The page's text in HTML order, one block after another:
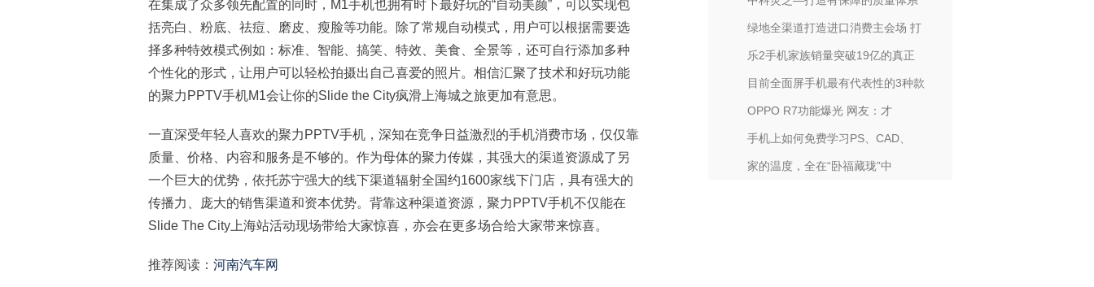
在集成了众多领先配置的同时，M1手机也拥有时下最好玩的“自动美颜”，可以实现包
括亮白、粉底、祛痘、磨皮、瘦脸等功能。除了常规自动模式，用户可以根据需要选
择多种特效模式例如：标准、智能、搞笑、特效、美食、全景等，还可自行添加多种
个性化的形式，让用户可以轻松拍摄出自己喜爱的照片。相信汇聚了技术和好玩功能
的聚力PPTV手机M1会让你的Slide the City疯滑上海城之旅更加有意思。
一直深受年轻人喜欢的聚力PPTV手机，深知在竞争日益激烈的手机消费市场，仅仅靠
质量、价格、内容和服务是不够的。作为母体的聚力传媒，其强大的渠道资源成了另
一个巨大的优势，依托苏宁强大的线下渠道辐射全国约1600家线下门店，具有强大的
传播力、庞大的销售渠道和资本优势。背靠这种渠道资源，聚力PPTV手机不仅能在
Slide The City上海站活动现场带给大家惊喜，亦会在更多场合给大家带来惊喜。
推荐阅读： 河南汽车网
绿地全渠道打造进口消费主会场 打
乐2手机家族销量突破19亿的真正
目前全面屏手机最有代表性的3种款
OPPO R7功能爆光 网友：才
手机上如何免费学习PS、CAD、
家的温度，全在“卧福藏珑”中